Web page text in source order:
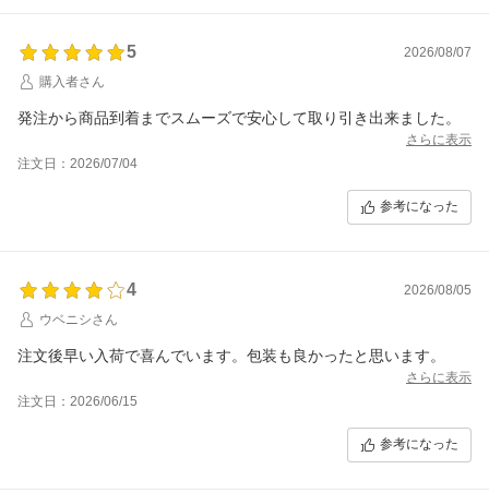
5
2026/08/07
購入者さん
発注から商品到着までスムーズで安心して取り引き出来ました。
さらに表示
注文日：2026/07/04
参考になった
4
2026/08/05
ウベニシさん
注文後早い入荷で喜んでいます。包装も良かったと思います。
さらに表示
注文日：2026/06/15
参考になった